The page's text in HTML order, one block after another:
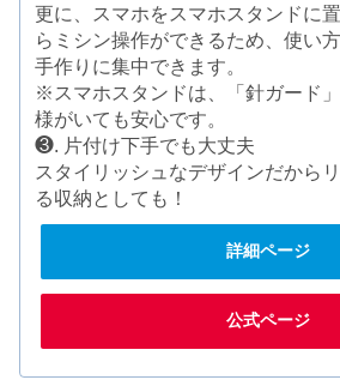
更に、スマホをスマホスタンドに
らミシン操作ができるため、使い
手作りに集中できます。
※スマホスタンドは、「針ガード
様がいても安心です。
❸. 片付け下手でも大丈夫
スタイリッシュなデザインだから
る収納としても！
詳細ページ
公式ページ